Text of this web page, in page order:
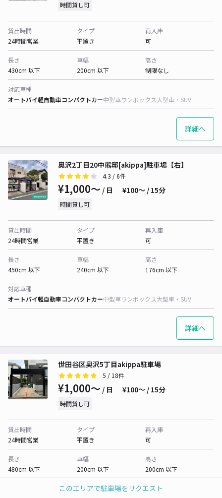
このエリアで駐車場をリクエスト
時間貸し可
貸出時間
24時間営業
タイプ
平置き
再入庫
可
長さ
430cm 以下
車幅
200cm 以下
高さ
制限なし
対応車種
オートバイ軽自動車コンパクトカー中型車ワンボックス大型車・SUV
詳細へ
奥沢2丁目20中熊邸[akippa]駐車場【右】
4.3 / 6件
¥1,000〜 / 日 ¥100〜 / 15分
時間貸し可
貸出時間
24時間営業
タイプ
平置き
再入庫
可
長さ
450cm 以下
車幅
240cm 以下
高さ
176cm 以下
対応車種
オートバイ軽自動車コンパクトカー中型車ワンボックス大型車・SUV
詳細へ
世田谷区奥沢5丁目akippa駐車場
5 / 18件
¥1,000〜 / 日 ¥100〜 / 15分
時間貸し可
貸出時間
24時間営業
タイプ
平置き
再入庫
可
長さ
480cm 以下
車幅
200cm 以下
高さ
200cm 以下